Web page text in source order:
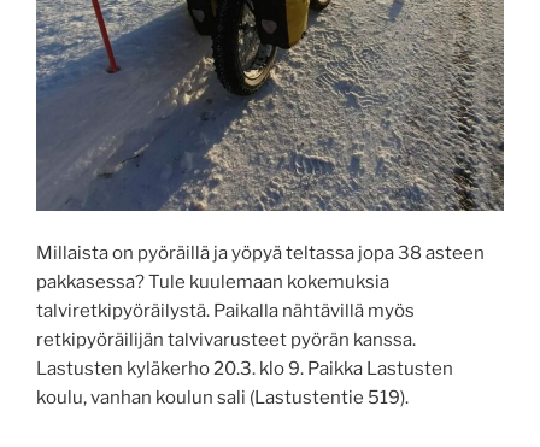
Millaista on pyöräillä ja yöpyä teltassa jopa 38 asteen
pakkasessa? Tule kuulemaan kokemuksia
talviretkipyöräilystä. Paikalla nähtävillä myös
retkipyöräilijän talvivarusteet pyörän kanssa.
Lastusten kyläkerho 20.3. klo 9. Paikka Lastusten
koulu, vanhan koulun sali (Lastustentie 519).